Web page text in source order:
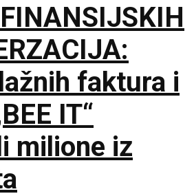
faktura i
IT“
milione iz